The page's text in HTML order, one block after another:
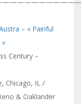
– « Painful
»
Century –
Chicago, IL /
& Oaklander